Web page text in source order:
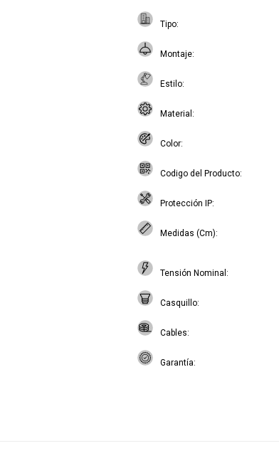
Tipo
Montaje
Estilo
Material
Color
Codigo del Producto
Protección IP
Medidas (Cm)
Tensión Nominal
Casquillo
Cables
Garantía